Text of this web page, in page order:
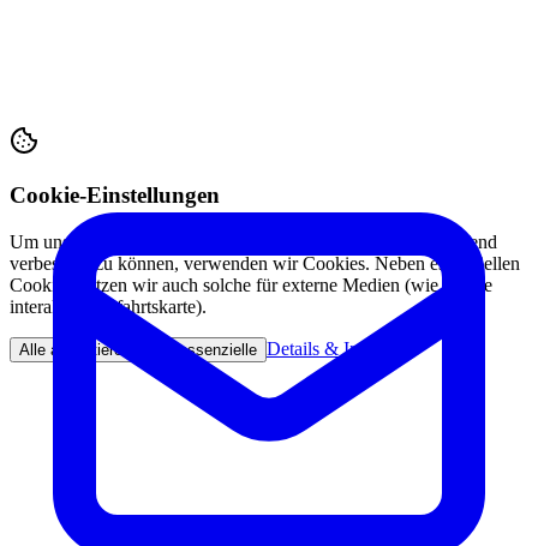
Cookie-Einstellungen
Um unsere Webseite für Sie optimal zu gestalten und fortlaufend
verbessern zu können, verwenden wir Cookies. Neben essenziellen
Cookies nutzen wir auch solche für externe Medien (wie unsere
interaktive Anfahrtskarte).
Alle akzeptieren Nur essenzielle Details & Info